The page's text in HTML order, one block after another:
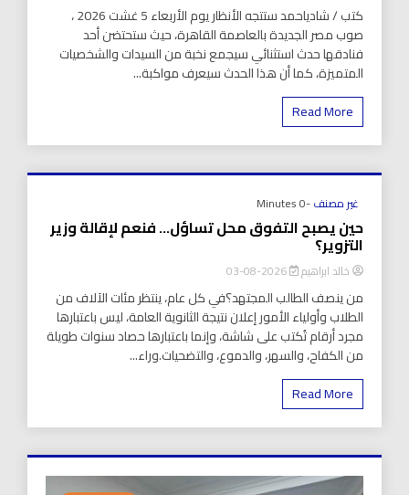
كتب / شادياحمد ستتجه الأنظار يوم الأربعاء 5 غشت 2026 ،
صوب مصر الجديدة بالعاصمة القاهرة، حيث ستحتضن أحد
فنادقها حدث استثنائي سيجمع نخبة من السيدات والشخصيات
المتميزة، كما أن هذا الحدث سيعرف مواكبة...
Read More
غير مصنف-0 Minutes
حين يصبح التفوق محل تساؤل… فنعم لإقالة وزير
التزوير؟
خالد ابراهيم 2026-08-03
من ينصف الطالب المجتهد؟في كل عام، ينتظر مئات الآلاف من
الطلاب وأولياء الأمور إعلان نتيجة الثانوية العامة، ليس باعتبارها
مجرد أرقام تُكتب على شاشة، وإنما باعتبارها حصاد سنوات طويلة
من الكفاح، والسهر، والدموع، والتضحيات.وراء...
Read More